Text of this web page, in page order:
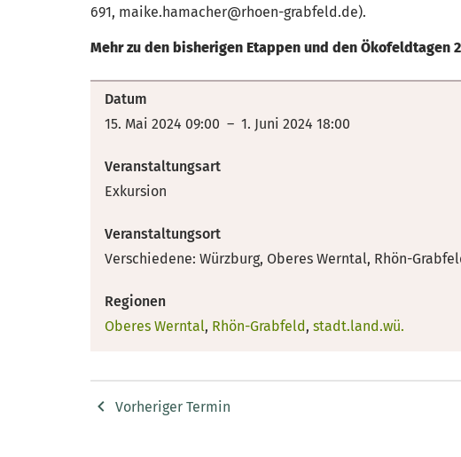
691, maike.hamacher@rhoen-grabfeld.de).
Mehr zu den bisherigen Etappen und den Ökofeldtagen
Datum
15. Mai 2024 09:00 – 1. Juni 2024 18:00
Veranstaltungsart
Exkursion
Veranstaltungsort
Verschiedene: Würzburg, Oberes Werntal, Rhön-
Regionen
Oberes Werntal, Rhön-Grabfeld, stadt.land.wü.
Vorheriger Termin